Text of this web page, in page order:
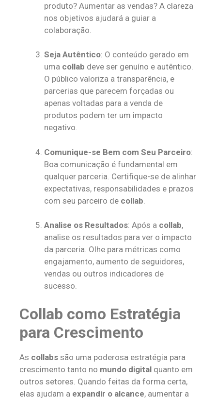
produto? Aumentar as vendas? A clareza
nos objetivos ajudará a guiar a
colaboração.
Seja Autêntico: O conteúdo gerado em
uma collab deve ser genuíno e autêntico.
O público valoriza a transparência, e
parcerias que parecem forçadas ou
apenas voltadas para a venda de
produtos podem ter um impacto
negativo.
Comunique-se Bem com Seu Parceiro:
Boa comunicação é fundamental em
qualquer parceria. Certifique-se de alinhar
expectativas, responsabilidades e prazos
com seu parceiro de collab
Analise os Resultados: Após a collab,
analise os resultados para ver o impacto
da parceria. Olhe para métricas como
engajamento, aumento de seguidores,
vendas ou outros indicadores de
sucesso.
Collab como Estratégia
para Crescimento
As collabs são uma poderosa estratégia para
crescimento tanto no mundo digital quanto em
outros setores. Quando feitas da forma certa,
elas ajudam a expandir o alcance, aumentar a